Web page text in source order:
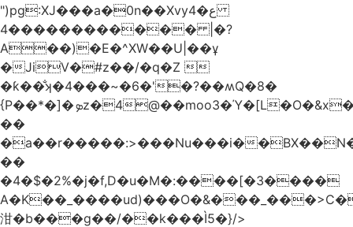
")pg:XJ���a�0n��Xvyع�4
���4��������� |�?
A��)�E�^XW��U|��ұ
�JiV�#z��/�q�Z
�ƙ��̐ʞ�4���~�6�'�?��ʍQ�8�
{P��*�]�ܤz�4@��moo3�Ύ�[L�O�&x�Ǵ1���L�/@f�o!
��
�a��r�����:>���Nu���i�
��
�4�$�2%�j�f,D�u�M�:����[�3����
泔�b���g��/��k���Ì5�}/>